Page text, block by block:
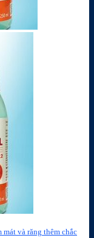
và răng thêm chắc